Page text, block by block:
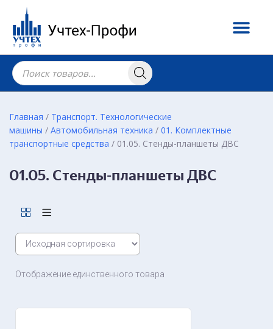
Главная / Транспорт. Технологические
машины / Автомобильная техника / 01. Комплектные
транспортные средства / 01.05. Стенды-планшеты ДВС
01.05. Стенды-планшеты ДВС
Отображение единственного товара